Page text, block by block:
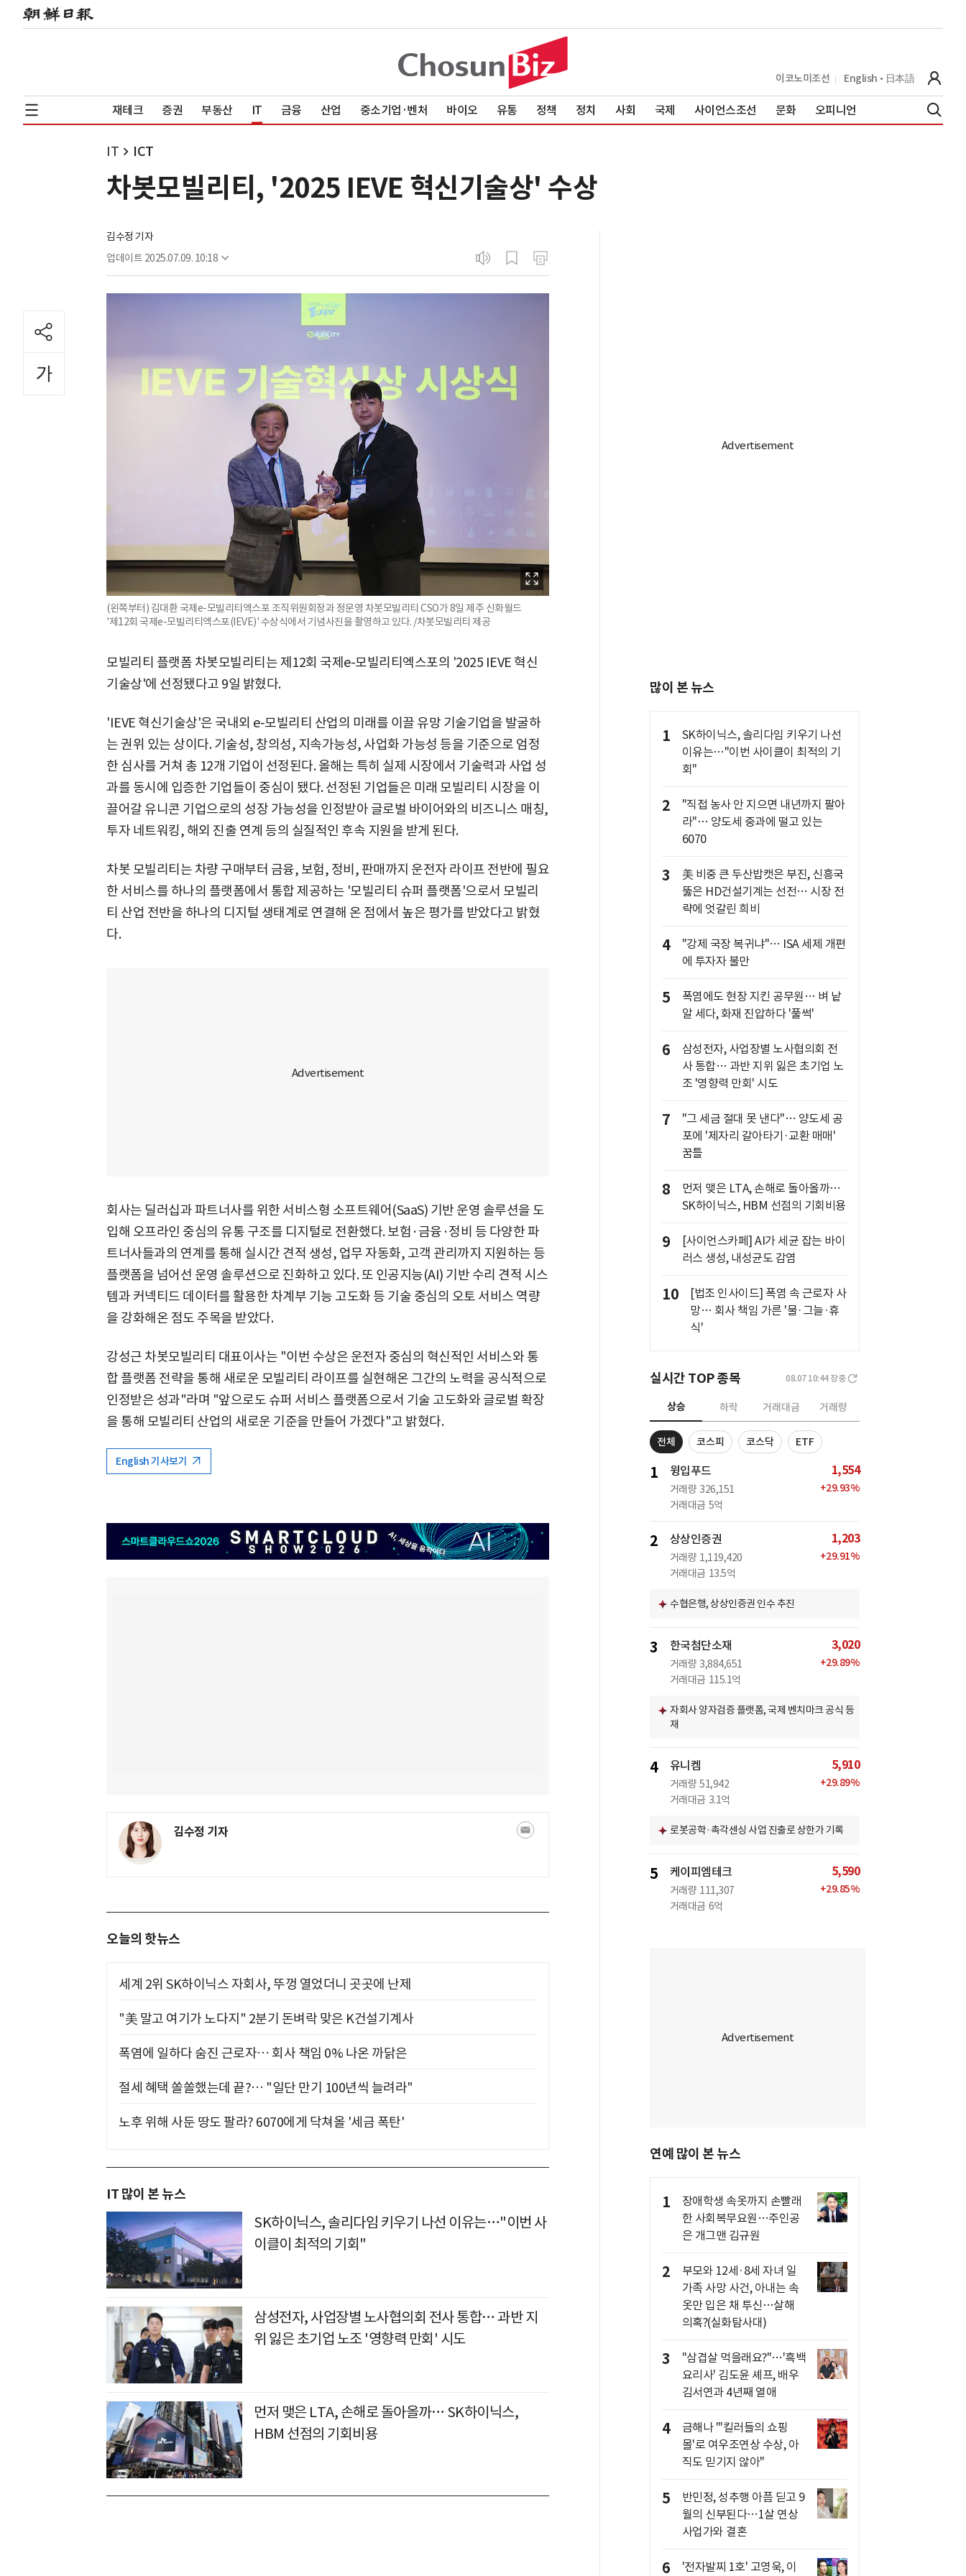
이코노미조선 English 日本語
재테크 증권 부동산 IT 금융 산업 중소기업·벤처 바이오 유통 정책 정치 사회 국제 사이언스조선 문화 오피니언
IT ICT
차봇모빌리티, '2025 IEVE 혁신기술상' 수상
김수정 기자
업데이트 2025.07.09. 10:18
(왼쪽부터) 김대환 국제e-모빌리티엑스포 조직위원회장과 정문영 차봇모빌리티 CSO가 8일 제주 신화월드
'제12회 국제e-모빌리티엑스포(IEVE)' 수상식에서 기념사진을 촬영하고 있다. /차봇모빌리티 제공
모빌리티 플랫폼 차봇모빌리티는 제12회 국제e-모빌리티엑스포의 '2025 IEVE 혁신
기술상'에 선정됐다고 9일 밝혔다.
'IEVE 혁신기술상'은 국내외 e-모빌리티 산업의 미래를 이끌 유망 기술기업을 발굴하
는 권위 있는 상이다. 기술성, 창의성, 지속가능성, 사업화 가능성 등을 기준으로 엄정
한 심사를 거쳐 총 12개 기업이 선정된다. 올해는 특히 실제 시장에서 기술력과 사업 성
과를 동시에 입증한 기업들이 중심이 됐다. 선정된 기업들은 미래 모빌리티 시장을 이
끌어갈 유니콘 기업으로의 성장 가능성을 인정받아 글로벌 바이어와의 비즈니스 매칭,
투자 네트워킹, 해외 진출 연계 등의 실질적인 후속 지원을 받게 된다.
차봇 모빌리티는 차량 구매부터 금융, 보험, 정비, 판매까지 운전자 라이프 전반에 필요
한 서비스를 하나의 플랫폼에서 통합 제공하는 '모빌리티 슈퍼 플랫폼'으로서 모빌리
티 산업 전반을 하나의 디지털 생태계로 연결해 온 점에서 높은 평가를 받았다고 밝혔
다.
회사는 딜러십과 파트너사를 위한 서비스형 소프트웨어(SaaS) 기반 운영 솔루션을 도
입해 오프라인 중심의 유통 구조를 디지털로 전환했다. 보험·금융·정비 등 다양한 파
트너사들과의 연계를 통해 실시간 견적 생성, 업무 자동화, 고객 관리까지 지원하는 등
플랫폼을 넘어선 운영 솔루션으로 진화하고 있다. 또 인공지능(AI) 기반 수리 견적 시스
템과 커넥티드 데이터를 활용한 차계부 기능 고도화 등 기술 중심의 오토 서비스 역량
을 강화해온 점도 주목을 받았다.
강성근 차봇모빌리티 대표이사는 "이번 수상은 운전자 중심의 혁신적인 서비스와 통
합 플랫폼 전략을 통해 새로운 모빌리티 라이프를 실현해온 그간의 노력을 공식적으로
인정받은 성과"라며 "앞으로도 슈퍼 서비스 플랫폼으로서 기술 고도화와 글로벌 확장
을 통해 모빌리티 산업의 새로운 기준을 만들어 가겠다"고 밝혔다.
English 기사보기
김수정 기자
오늘의 핫뉴스
세계 2위 SK하이닉스 자회사, 뚜껑 열었더니 곳곳에 난제
"美 말고 여기가 노다지" 2분기 돈벼락 맞은 K건설기계사
폭염에 일하다 숨진 근로자… 회사 책임 0% 나온 까닭은
절세 혜택 쏠쏠했는데 끝?… "일단 만기 100년씩 늘려라"
노후 위해 사둔 땅도 팔라? 6070에게 닥쳐올 '세금 폭탄'
IT 많이 본 뉴스
SK하이닉스, 솔리다임 키우기 나선 이유는…"이번 사
이클이 최적의 기회"
삼성전자, 사업장별 노사협의회 전사 통합… 과반 지
위 잃은 초기업 노조 '영향력 만회' 시도
먼저 맺은 LTA, 손해로 돌아올까… SK하이닉스,
HBM 선점의 기회비용
많이 본 뉴스
1
SK하이닉스, 솔리다임 키우기 나선
이유는…"이번 사이클이 최적의 기
회"
2
"직접 농사 안 지으면 내년까지 팔아
라"… 양도세 중과에 떨고 있는
6070
3
美 비중 큰 두산밥캣은 부진, 신흥국
뚫은 HD건설기계는 선전… 시장 전
략에 엇갈린 희비
4
"강제 국장 복귀냐"… ISA 세제 개편
에 투자자 불만
5
폭염에도 현장 지킨 공무원… 벼 낱
알 세다, 화재 진압하다 '풀썩'
6
삼성전자, 사업장별 노사협의회 전
사 통합… 과반 지위 잃은 초기업 노
조 '영향력 만회' 시도
7
"그 세금 절대 못 낸다"… 양도세 공
포에 '제자리 갈아타기·교환 매매'
꿈틀
8
먼저 맺은 LTA, 손해로 돌아올까…
SK하이닉스, HBM 선점의 기회비용
9
[사이언스카페] AI가 세균 잡는 바이
러스 생성, 내성균도 감염
10
[법조 인사이드] 폭염 속 근로자 사
망… 회사 책임 가른 '물·그늘·휴
식'
실시간 TOP 종목 08.07 10:44 장중
상승 하락 거래대금 거래량
전체 코스피 코스닥 ETF
1 윙입푸드
거래량 326,151
거래대금 5억
1,554
+29.93%
2 상상인증권
거래량 1,119,420
거래대금 13.5억
1,203
+29.91%
수협은행, 상상인증권 인수 추진
3 한국첨단소재
거래량 3,884,651
거래대금 115.1억
3,020
+29.89%
자회사 양자검증 플랫폼, 국제 벤치마크 공식 등
재
4 유니켐
거래량 51,942
거래대금 3.1억
5,910
+29.89%
로봇공학·촉각센싱 사업 진출로 상한가 기록
5 케이피엠테크
거래량 111,307
거래대금 6억
5,590
+29.85%
연예 많이 본 뉴스
1
장애학생 속옷까지 손빨래
한 사회복무요원…주인공
은 개그맨 김규원
2
부모와 12세·8세 자녀 일
가족 사망 사건, 아내는 속
옷만 입은 채 투신…살해
의혹?(실화탐사대)
3
"삼겹살 먹을래요?"…'흑백
요리사' 김도윤 셰프, 배우
김서연과 4년째 열애
4
금해나 "'킬러들의 쇼핑
몰'로 여우조연상 수상, 아
직도 믿기지 않아"
5
반민정, 성추행 아픔 딛고 9
월의 신부된다…1살 연상
사업가와 결혼
6 '전자발찌 1호' 고영욱, 이